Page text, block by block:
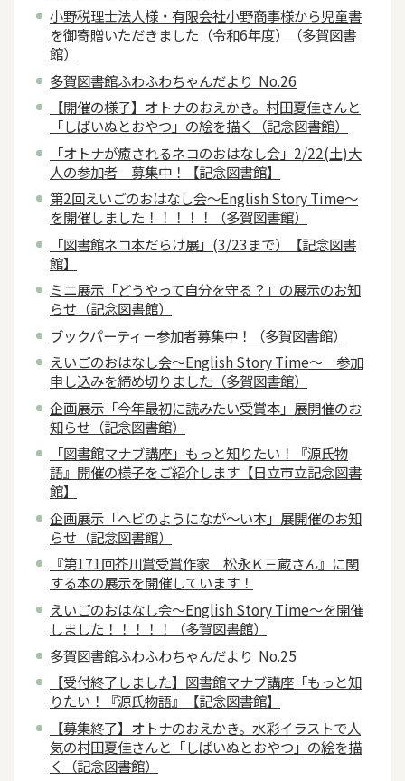
小野税理士法人様・有限会社小野商事様から児童書
を御寄贈いただきました（令和6年度）（多賀図書
館）
多賀図書館ふわふわちゃんだより No.26
【開催の様子】オトナのおえかき。村田夏佳さんと
「しばいぬとおやつ」の絵を描く（記念図書館）
「オトナが癒されるネコのおはなし会」2/22(土)大
人の参加者 募集中！【記念図書館】
第2回えいごのおはなし会～English Story Time～
を開催しました！！！！！（多賀図書館）
「図書館ネコ本だらけ展」(3/23まで）【記念図書
館】
ミニ展示「どうやって自分を守る？」の展示のお知
らせ（記念図書館）
ブックパーティー参加者募集中！（多賀図書館）
えいごのおはなし会～English Story Time～ 参加
申し込みを締め切りました（多賀図書館）
企画展示「今年最初に読みたい受賞本」展開催のお
知らせ（記念図書館）
「図書館マナブ講座」もっと知りたい！『源氏物
語』開催の様子をご紹介します【日立市立記念図書
館】
企画展示「ヘビのようになが～い本」展開催のお知
らせ（記念図書館）
『第171回芥川賞受賞作家 松永Ｋ三蔵さん』に関
する本の展示を開催しています！
えいごのおはなし会～English Story Time～を開催
しました！！！！！（多賀図書館）
多賀図書館ふわふわちゃんだより No.25
【受付終了しました】図書館マナブ講座「もっと知
りたい！『源氏物語』【記念図書館】
【募集終了】オトナのおえかき。水彩イラストで人
気の村田夏佳さんと「しばいぬとおやつ」の絵を描
く（記念図書館）